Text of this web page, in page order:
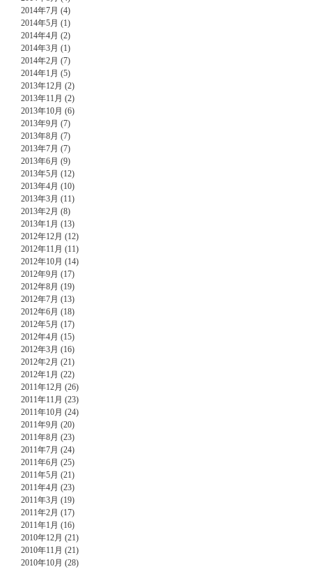
2014年7月 (4)
2014年5月 (1)
2014年4月 (2)
2014年3月 (1)
2014年2月 (7)
2014年1月 (5)
2013年12月 (2)
2013年11月 (2)
2013年10月 (6)
2013年9月 (7)
2013年8月 (7)
2013年7月 (7)
2013年6月 (9)
2013年5月 (12)
2013年4月 (10)
2013年3月 (11)
2013年2月 (8)
2013年1月 (13)
2012年12月 (12)
2012年11月 (11)
2012年10月 (14)
2012年9月 (17)
2012年8月 (19)
2012年7月 (13)
2012年6月 (18)
2012年5月 (17)
2012年4月 (15)
2012年3月 (16)
2012年2月 (21)
2012年1月 (22)
2011年12月 (26)
2011年11月 (23)
2011年10月 (24)
2011年9月 (20)
2011年8月 (23)
2011年7月 (24)
2011年6月 (25)
2011年5月 (21)
2011年4月 (23)
2011年3月 (19)
2011年2月 (17)
2011年1月 (16)
2010年12月 (21)
2010年11月 (21)
2010年10月 (28)